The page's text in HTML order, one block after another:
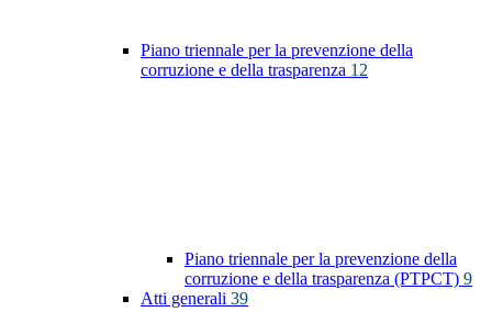
Piano triennale per la prevenzione della
corruzione e della trasparenza 12
Piano triennale per la prevenzione della
corruzione e della trasparenza (PTPCT) 9
Atti generali 39